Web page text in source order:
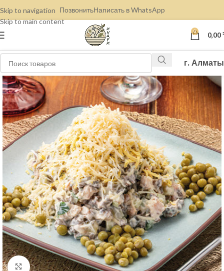
Skip to navigation
Skip to main content
ПозвонитьНаписать в WhatsApp
0 0,00
г. Алматы
Нажмите, чтобы увеличить